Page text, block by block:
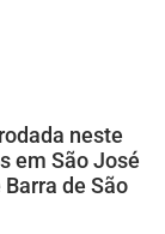
neste
em São José
de São